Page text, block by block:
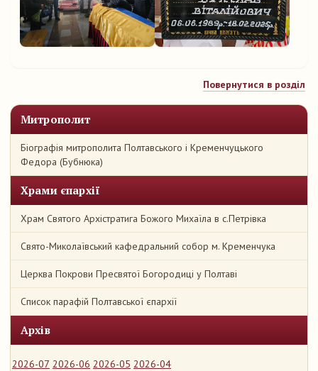
Митрополит
Біографія митрополита Полтавського і Кременчуцького
Федора (Бубнюка)
Храми єпархії
Храм Святого Архістратига Божого Михаїла в с.Петрівка
Свято-Миколаївський кафедральний собор м. Кременчука
Церква Покрови Пресвятої Богородиці у Полтаві
Список парафій Полтавської єпархії
Архів
2026-07 2026-06 2026-05 2026-04
Повернутися в розділ